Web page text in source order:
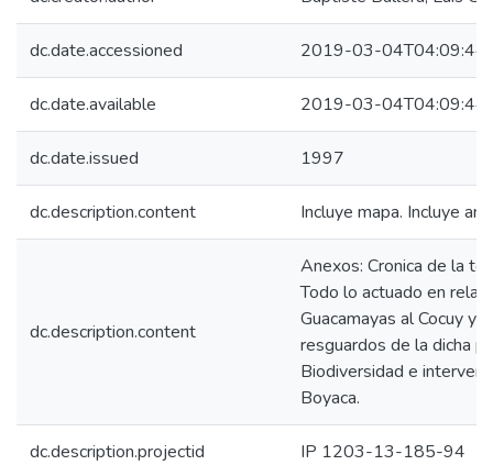
dc.date.accessioned 2019-03-
dc.date.available 2019-03-
dc.date.issued 1997
dc.description.content Incluye mapa. Incluye
dc.description.content
Anexos: Cronica de la
Todo lo actuado en
Guacamayas al Cocuy y
resguardos de la dicha
Biodiversidad e
Boyaca.
dc.description.projectid IP 1203-13-185-94